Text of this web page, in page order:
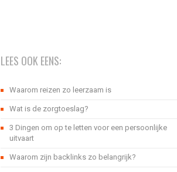
LEES OOK EENS:
Waarom reizen zo leerzaam is
Wat is de zorgtoeslag?
3 Dingen om op te letten voor een persoonlijke
uitvaart
Waarom zijn backlinks zo belangrijk?